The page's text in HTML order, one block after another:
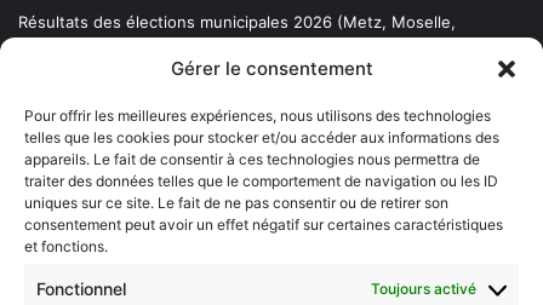
Gérer le consentement
Pour offrir les meilleures expériences, nous utilisons des technologies
telles que les cookies pour stocker et/ou accéder aux informations des
appareils. Le fait de consentir à ces technologies nous permettra de
traiter des données telles que le comportement de navigation ou les ID
uniques sur ce site. Le fait de ne pas consentir ou de retirer son
consentement peut avoir un effet négatif sur certaines caractéristiques
et fonctions.
Fonctionnel Toujours activé
Résultats des élections municipales 2026 (Metz, Moselle,
Newsletter gratuite
Choisissez : matin, soir ou hebdo ?